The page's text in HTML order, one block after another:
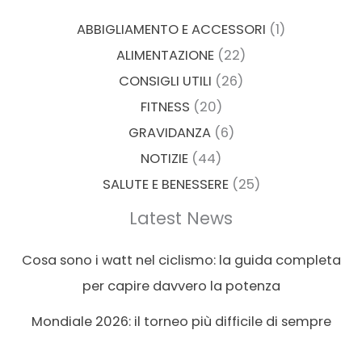
ABBIGLIAMENTO E ACCESSORI (1)
ALIMENTAZIONE (22)
CONSIGLI UTILI (26)
FITNESS (20)
GRAVIDANZA(6)
NOTIZIE (44)
SALUTE E BENESSERE(25)
Latest News
Cosa sono i watt nel ciclismo: la guida completa
per capire davvero la potenza
Mondiale 2026: il torneo più difficile di sempre